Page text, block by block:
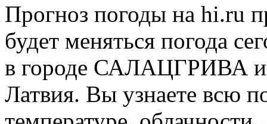
Прогноз погоды на hi.ru
будет меняться погода
в городе САЛАЦГРИВА и
Латвия. Вы узнаете всю